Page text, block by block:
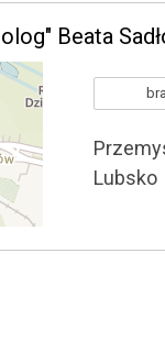
Beata
Lubsko